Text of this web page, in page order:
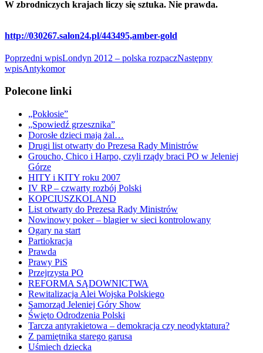
W zbrodniczych krajach liczy się sztuka. Nie prawda.
http://030267.salon24.pl/443495,amber-gold
Nawigacja
wpisu
Poprzedni wpisLondyn 2012 – polska rozpaczNastępny
wpisAntykomor
Polecone linki
„Pokłosie”
„Spowiedź grzesznika”
Dorosłe dzieci mają żal…
Drugi list otwarty do Prezesa Rady Ministrów
Groucho, Chico i Harpo, czyli rządy braci PO w Jeleniej
Górze
HITY i KITY roku 2007
IV RP – czwarty rozbój Polski
KOPCIUSZKOLAND
List otwarty do Prezesa Rady Ministrów
Nowinowy poker – blagier w sieci kontrolowany
Ogary na start
Partiokracja
Prawda
Prawy PiS
Przejrzysta PO
REFORMA SĄDOWNICTWA
Rewitalizacja Alei Wojska Polskiego
Samorząd Jeleniej Góry Show
Święto Odrodzenia Polski
Tarcza antyrakietowa – demokracja czy neodyktatura?
Z pamiętnika starego garusa
Uśmiech dziecka